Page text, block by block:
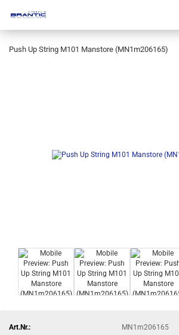
Push Up String M101 Manstore (MN1m206165)
Art.Nr.:
MN1m206165